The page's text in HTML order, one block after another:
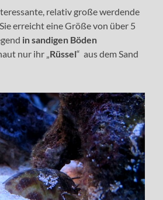
relativ große werdende
erreicht eine Größe von über 5
in sandigen Böden
nur ihr „Rüssel“ aus dem Sand